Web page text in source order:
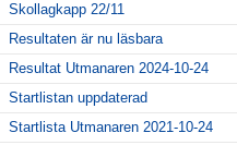
Skollagkapp 22/11
Resultaten är nu läsbara
Resultat Utmanaren 2024-10-24
Startlistan uppdaterad
Startlista Utmanaren 2021-10-24